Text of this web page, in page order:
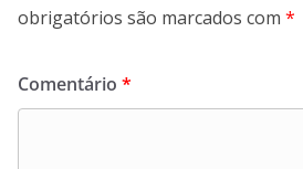
obrigatórios são marcados com *
Comentário *